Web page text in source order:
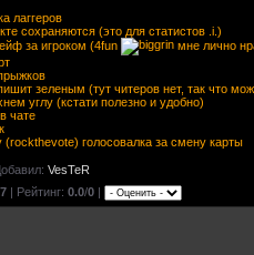
лаггеров
сохраняются (это для статистов .i.)
за игроком (4fun
мне лично
зеленым (тут читеров нет, так что
углу (кстати полезно и удобно)
чате
голосовалка за смену карты
: VesTeR
| Рейтинг: 0.0/0 |